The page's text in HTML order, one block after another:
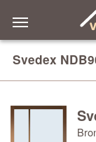
Svedex